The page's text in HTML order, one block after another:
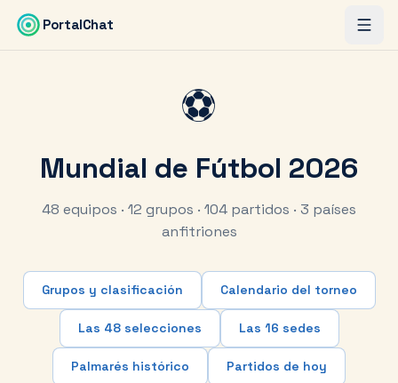
Saltar al contenido principal
PortalChat
⚽
Mundial de Fútbol 2026
48 equipos · 12 grupos · 104 partidos · 3 países
anfitriones
Grupos y clasificación Calendario del torneo
Las 48 selecciones Las 16 sedes
Palmarés histórico Partidos de hoy